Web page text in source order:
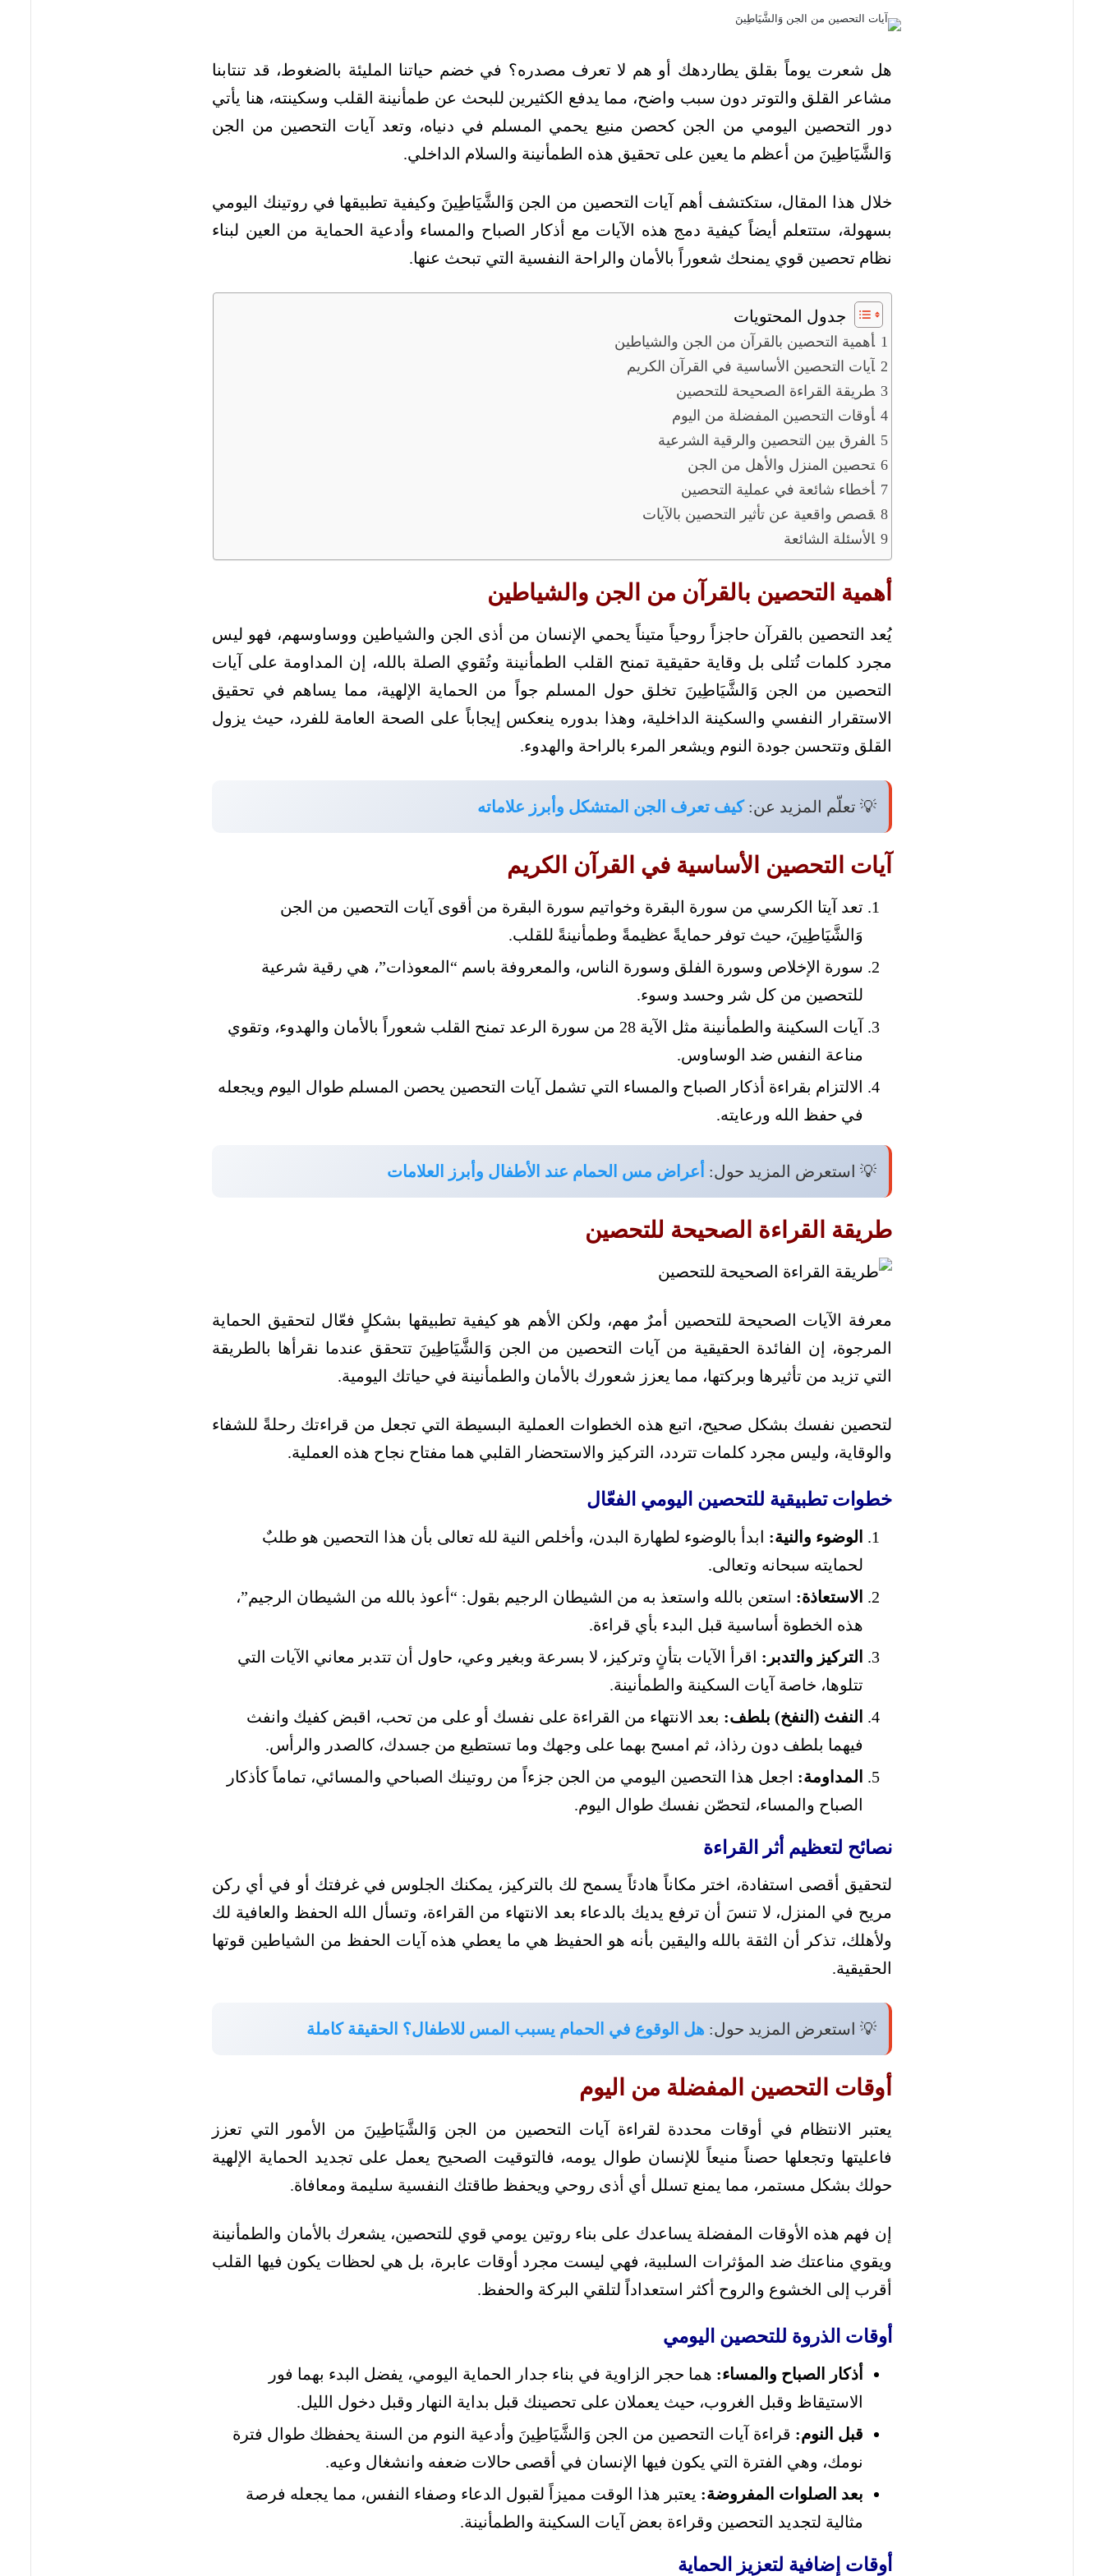
هل شعرت يوماً بقلق يطاردهك أو هم لا تعرف مصدره؟ في خضم حياتنا المليئة بالضغوط، قد تنتابنا
مشاعر القلق والتوتر دون سبب واضح، مما يدفع الكثيرين للبحث عن طمأنينة القلب وسكينته، هنا يأتي
دور التحصين اليومي من الجن كحصن منيع يحمي المسلم في دنياه، وتعد آيات التحصين من الجن
وَالشَّيَاطِينَ من أعظم ما يعين على تحقيق هذه الطمأنينة والسلام الداخلي.
خلال هذا المقال، ستكتشف أهم آيات التحصين من الجن وَالشَّيَاطِينَ وكيفية تطبيقها في روتينك اليومي
بسهولة، ستتعلم أيضاً كيفية دمج هذه الآيات مع أذكار الصباح والمساء وأدعية الحماية من العين لبناء
نظام تحصين قوي يمنحك شعوراً بالأمان والراحة النفسية التي تبحث عنها.
جدول المحتويات
أهمية التحصين بالقرآن من الجن والشياطين
آيات التحصين الأساسية في القرآن الكريم
طريقة القراءة الصحيحة للتحصين
أوقات التحصين المفضلة من اليوم
الفرق بين التحصين والرقية الشرعية
تحصين المنزل والأهل من الجن
أخطاء شائعة في عملية التحصين
قصص واقعية عن تأثير التحصين بالآيات
الأسئلة الشائعة
أهمية التحصين بالقرآن من الجن والشياطين
يُعد التحصين بالقرآن حاجزاً روحياً متيناً يحمي الإنسان من أذى الجن والشياطين ووساوسهم، فهو ليس
مجرد كلمات تُتلى بل وقاية حقيقية تمنح القلب الطمأنينة وتُقوي الصلة بالله، إن المداومة على آيات
التحصين من الجن وَالشَّيَاطِينَ تخلق حول المسلم جواً من الحماية الإلهية، مما يساهم في تحقيق
الاستقرار النفسي والسكينة الداخلية، وهذا بدوره ينعكس إيجاباً على الصحة العامة للفرد، حيث يزول
القلق وتتحسن جودة النوم ويشعر المرء بالراحة والهدوء.
💡 تعلّم المزيد عن:كيف تعرف الجن المتشكل وأبرز علاماته
آيات التحصين الأساسية في القرآن الكريم
تعد آيتا الكرسي من سورة البقرة وخواتيم سورة البقرة من أقوى آيات التحصين من الجن
وَالشَّيَاطِينَ، حيث توفر حمايةً عظيمةً وطمأنينةً للقلب.
سورة الإخلاص وسورة الفلق وسورة الناس، والمعروفة باسم “المعوذات”، هي رقية شرعية
للتحصين من كل شر وحسد وسوء.
آيات السكينة والطمأنينة مثل الآية 28 من سورة الرعد تمنح القلب شعوراً بالأمان والهدوء، وتقوي
مناعة النفس ضد الوساوس.
الالتزام بقراءة أذكار الصباح والمساء التي تشمل آيات التحصين يحصن المسلم طوال اليوم ويجعله
في حفظ الله ورعايته.
💡 استعرض المزيد حول: أعراض مس الحمام عند الأطفال وأبرز العلامات
طريقة القراءة الصحيحة للتحصين
معرفة الآيات الصحيحة للتحصين أمرٌ مهم، ولكن الأهم هو كيفية تطبيقها بشكلٍ فعّال لتحقيق الحماية
المرجوة، إن الفائدة الحقيقية من آيات التحصين من الجن وَالشَّيَاطِينَ تتحقق عندما نقرأها بالطريقة
التي تزيد من تأثيرها وبركتها، مما يعزز شعورك بالأمان والطمأنينة في حياتك اليومية.
لتحصين نفسك بشكل صحيح، اتبع هذه الخطوات العملية البسيطة التي تجعل من قراءتك رحلةً للشفاء
والوقاية، وليس مجرد كلمات تتردد، التركيز والاستحضار القلبي هما مفتاح نجاح هذه العملية.
خطوات تطبيقية للتحصين اليومي الفعّال
الوضوء والنية: ابدأ بالوضوء لطهارة البدن، وأخلص النية لله تعالى بأن هذا التحصين هو طلبٌ
لحمايته سبحانه وتعالى.
الاستعاذة: استعن بالله واستعذ به من الشيطان الرجيم بقول: “أعوذ بالله من الشيطان الرجيم”،
هذه الخطوة أساسية قبل البدء بأي قراءة.
التركيز والتدبر: اقرأ الآيات بتأنٍ وتركيز، لا بسرعة وبغير وعي، حاول أن تتدبر معاني الآيات التي
تتلوها، خاصة آيات السكينة والطمأنينة.
النفث (النفخ) بلطف: بعد الانتهاء من القراءة على نفسك أو على من تحب، اقبض كفيك وانفث
فيهما بلطف دون رذاذ، ثم امسح بهما على وجهك وما تستطيع من جسدك، كالصدر والرأس.
المداومة: اجعل هذا التحصين اليومي من الجن جزءاً من روتينك الصباحي والمسائي، تماماً كأذكار
الصباح والمساء، لتحصّن نفسك طوال اليوم.
نصائح لتعظيم أثر القراءة
لتحقيق أقصى استفادة، اختر مكاناً هادئاً يسمح لك بالتركيز، يمكنك الجلوس في غرفتك أو في أي ركن
مريح في المنزل، لا تنسَ أن ترفع يديك بالدعاء بعد الانتهاء من القراءة، وتسأل الله الحفظ والعافية لك
ولأهلك، تذكر أن الثقة بالله واليقين بأنه هو الحفيظ هي ما يعطي هذه آيات الحفظ من الشياطين قوتها
الحقيقية.
💡 استعرض المزيد حول: هل الوقوع في الحمام يسبب المس للاطفال؟ الحقيقة كاملة
أوقات التحصين المفضلة من اليوم
يعتبر الانتظام في أوقات محددة لقراءة آيات التحصين من الجن وَالشَّيَاطِينَ من الأمور التي تعزز
فاعليتها وتجعلها حصناً منيعاً للإنسان طوال يومه، فالتوقيت الصحيح يعمل على تجديد الحماية الإلهية
حولك بشكل مستمر، مما يمنع تسلل أي أذى روحي ويحفظ طاقتك النفسية سليمة ومعافاة.
إن فهم هذه الأوقات المفضلة يساعدك على بناء روتين يومي قوي للتحصين، يشعرك بالأمان والطمأنينة
ويقوي مناعتك ضد المؤثرات السلبية، فهي ليست مجرد أوقات عابرة، بل هي لحظات يكون فيها القلب
أقرب إلى الخشوع والروح أكثر استعداداً لتلقي البركة والحفظ.
أوقات الذروة للتحصين اليومي
أذكار الصباح والمساء: هما حجر الزاوية في بناء جدار الحماية اليومي، يفضل البدء بهما فور
الاستيقاظ وقبل الغروب، حيث يعملان على تحصينك قبل بداية النهار وقبل دخول الليل.
قبل النوم: قراءة آيات التحصين من الجن وَالشَّيَاطِينَ وأدعية النوم من السنة يحفظك طوال فترة
نومك، وهي الفترة التي يكون فيها الإنسان في أقصى حالات ضعفه وانشغال وعيه.
بعد الصلوات المفروضة: يعتبر هذا الوقت مميزاً لقبول الدعاء وصفاء النفس، مما يجعله فرصة
مثالية لتجديد التحصين وقراءة بعض آيات السكينة والطمأنينة.
أوقات إضافية لتعزيز الحماية